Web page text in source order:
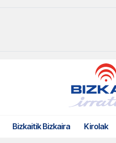
Bizkaitik Bizkaira Kirolak